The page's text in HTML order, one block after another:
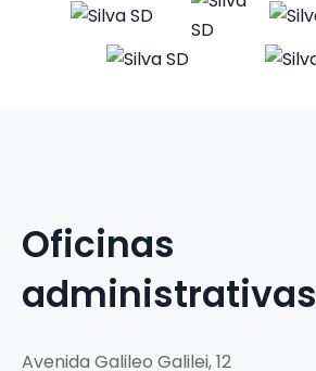
Oficinas
administrativas
Avenida Galileo Galilei, 12